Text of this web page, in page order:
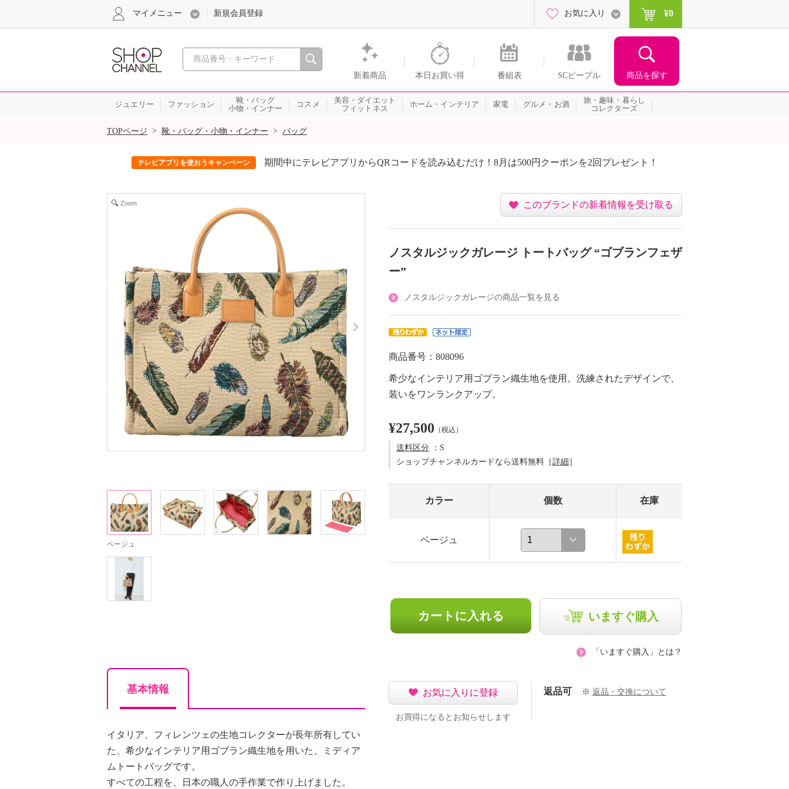
心おどる、瞬間を。通販・テレビショッピングのショップチャンネル
新着商品 本日お買い得 番組表 SCピープル 商品を探す
マイメニュー 新規会員登録 お気に入り ¥0
ジュエリー ファッション
靴・バッグ
小物・インナー
コスメ
美容・ダイエット
フィットネス
ホーム・インテリア 家電 グルメ・お酒
旅・趣味・暮らし
コレクターズ
SALE
TOPページ > 靴・バッグ・小物・インナー > バッグ
テレビアプリを使おうキャンペーン 期間中にテレビアプリからQRコードを読み込むだけ！8月は500円クーポンを2回プレゼント！
Zoom
ベージュ
基本情報
イタリア、フィレンツェの生地コレクターが長年所有してい
た、希少なインテリア用ゴブラン織生地を用いた、ミディア
ムトートバッグです。
すべての工程を、日本の職人の手作業で作り上げました。
このブランドの新着情報を受け取る
ノスタルジックガレージ トートバッグ “ゴブランフェザ
ー”
ノスタルジックガレージの商品一覧を見る
商品番号：808096
希少なインテリア用ゴブラン織生地を使用。洗練されたデザインで、
装いをワンランクアップ。
¥27,500 （税込）
送料区分 ：S
ショップチャンネルカードなら送料無料［詳細 ］
カラー 個数 在庫
ベージュ
カートに入れる いますぐ購入
「いますぐ購入」とは？
お気に入りに登録
お買得になるとお知らせします
返品可 ※ 返品・交換について